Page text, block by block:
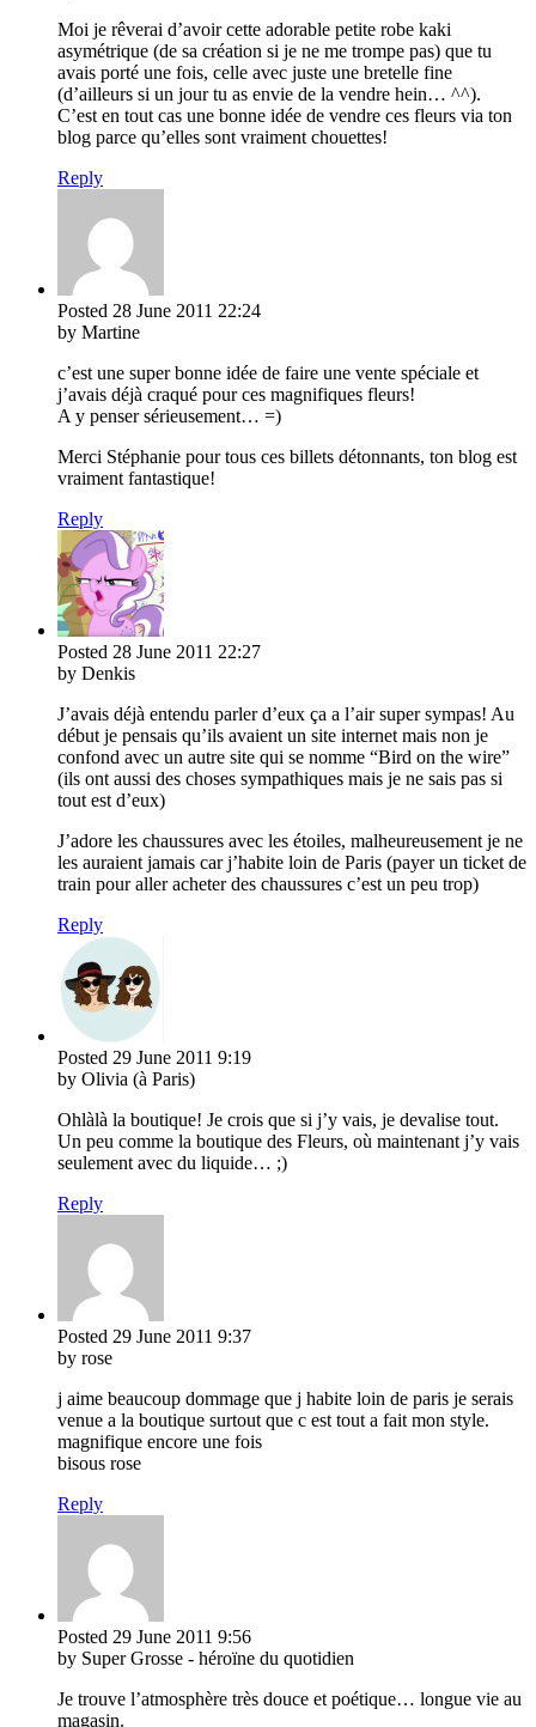
Moi je rêverai d’avoir cette adorable petite robe kaki
asymétrique (de sa création si je ne me trompe pas) que tu
avais porté une fois, celle avec juste une bretelle fine
(d’ailleurs si un jour tu as envie de la vendre hein… ^^).
C’est en tout cas une bonne idée de vendre ces fleurs via ton
blog parce qu’elles sont vraiment chouettes!
Reply
Posted 28 June 2011 22:24
by Martine
c’est une super bonne idée de faire une vente spéciale et
j’avais déjà craqué pour ces magnifiques fleurs!
A y penser sérieusement… =)
Merci Stéphanie pour tous ces billets détonnants, ton blog est
vraiment fantastique!
Reply
Posted 28 June 2011 22:27
by Denkis
J’avais déjà entendu parler d’eux ça a l’air super sympas! Au
début je pensais qu’ils avaient un site internet mais non je
confond avec un autre site qui se nomme “Bird on the wire”
(ils ont aussi des choses sympathiques mais je ne sais pas si
tout est d’eux)
J’adore les chaussures avec les étoiles, malheureusement je ne
les auraient jamais car j’habite loin de Paris (payer un ticket de
train pour aller acheter des chaussures c’est un peu trop)
Reply
Posted 29 June 2011 9:19
by Olivia (à Paris)
Ohlàlà la boutique! Je crois que si j’y vais, je devalise tout.
Un peu comme la boutique des Fleurs, où maintenant j’y vais
seulement avec du liquide… ;)
Reply
Posted 29 June 2011 9:37
by rose
j aime beaucoup dommage que j habite loin de paris je serais
venue a la boutique surtout que c est tout a fait mon style.
magnifique encore une fois
bisous rose
Reply
Posted 29 June 2011 9:56
by Super Grosse - héroïne du quotidien
Je trouve l’atmosphère très douce et poétique… longue vie au
magasin.